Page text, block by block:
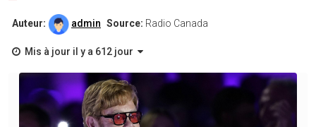
Auteur: admin Source: Radio Canada
Mis à jour il y a 612 jour